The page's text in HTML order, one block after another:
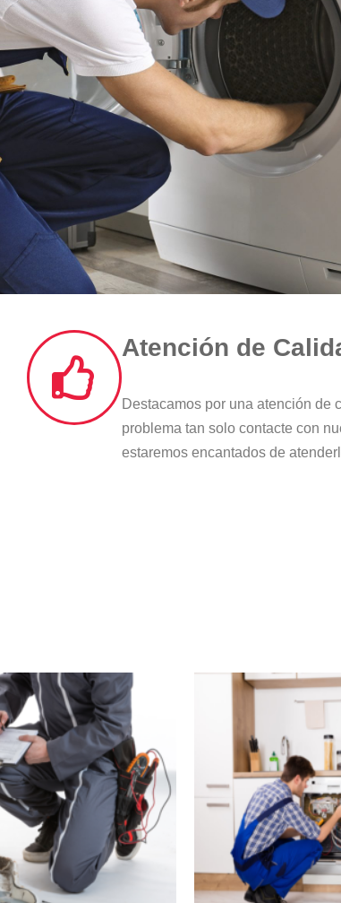
Atención de
Destacamos por una atención de
problema tan solo contacte con
estaremos encantados de